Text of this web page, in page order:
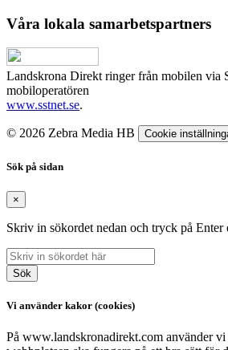
Våra lokala samarbetspartners
Landskrona Direkt ringer från mobilen via
mobiloperatören
www.sstnet.se.
© 2026 Zebra Media HB Cookie
Sök på sidan
×
Skriv in sökordet nedan och tryck på Enter
Sök
Vi använder kakor (cookies)
På www.landskronadirekt.com använder